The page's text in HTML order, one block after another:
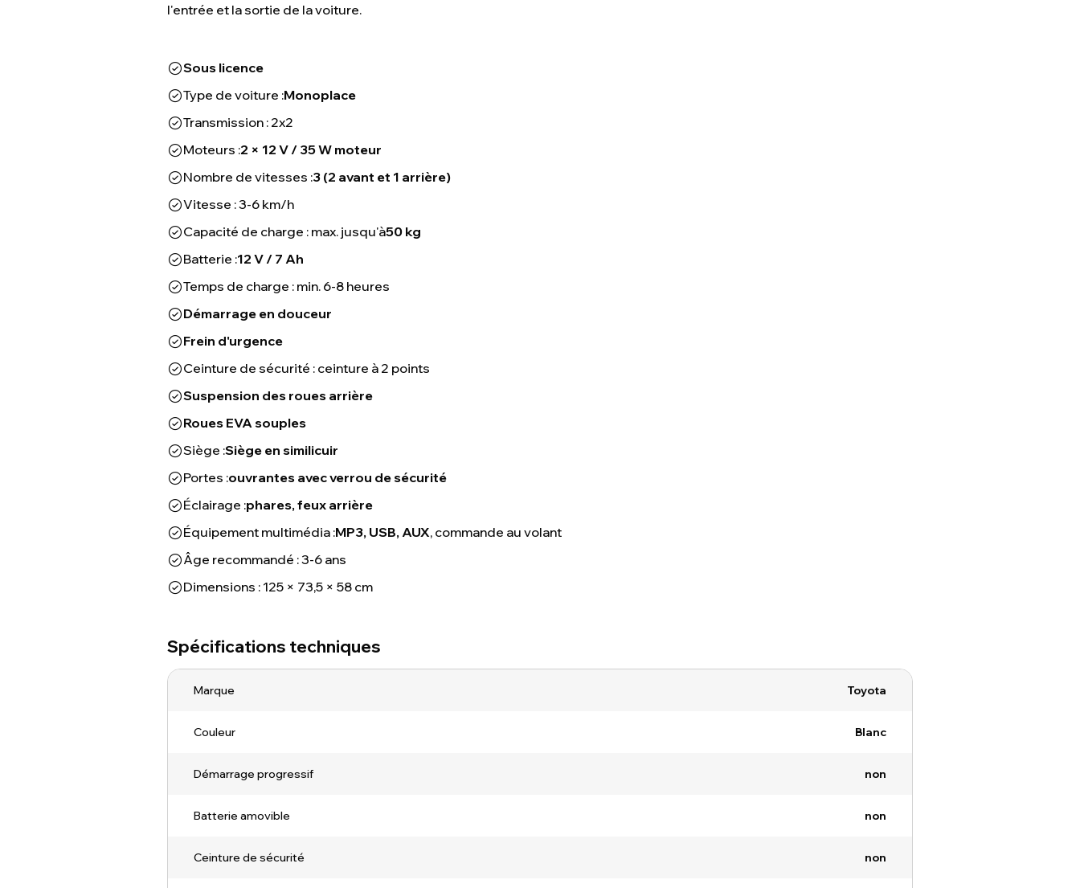
l'entrée et la sortie de la voiture.
Sous licence
Type de voiture :Monoplace
Transmission : 2x2
Moteurs :2 × 12 V / 35 W moteur
Nombre de vitesses :3 (2 avant et 1 arrière)
Vitesse : 3-6 km/h
Capacité de charge : max. jusqu'à50 kg
Batterie :12 V / 7 Ah
Temps de charge : min. 6-8 heures
Démarrage en douceur
Frein d'urgence
Ceinture de sécurité : ceinture à 2 points
Suspension des roues arrière
Roues EVA souples
Siège :Siège en similicuir
Portes :ouvrantes avec verrou de sécurité
Éclairage :phares, feux arrière
Équipement multimédia :MP3, USB, AUX, commande au volant
Âge recommandé : 3-6 ans
Dimensions : 125 × 73,5 × 58 cm
Spécifications techniques
Marque Toyota
Couleur Blanc
Démarrage progressif non
Batterie amovible non
Ceinture de sécurité non